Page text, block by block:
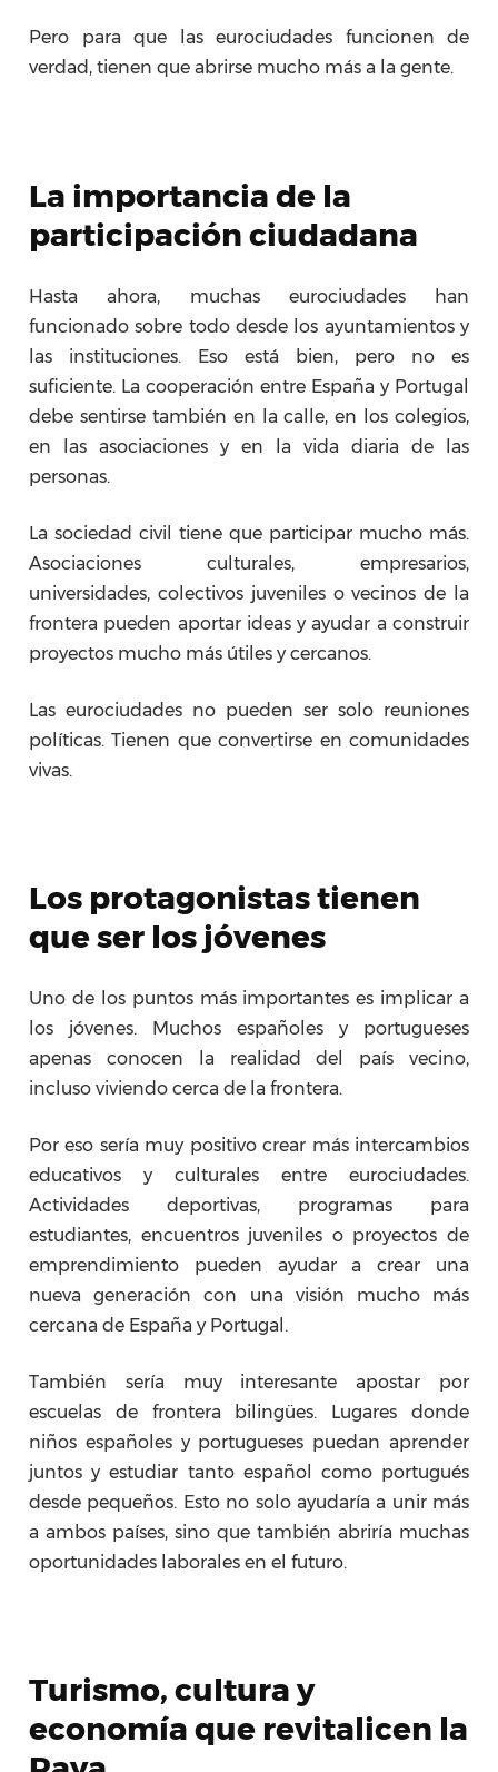
Pero para que las eurociudades funcionen de
verdad, tienen que abrirse mucho más a la gente.
La importancia de la
participación ciudadana
Hasta ahora, muchas eurociudades han
funcionado sobre todo desde los ayuntamientos y
las instituciones. Eso está bien, pero no es
suficiente. La cooperación entre España y Portugal
debe sentirse también en la calle, en los colegios,
en las asociaciones y en la vida diaria de las
personas.
La sociedad civil tiene que participar mucho más.
Asociaciones culturales, empresarios,
universidades, colectivos juveniles o vecinos de la
frontera pueden aportar ideas y ayudar a construir
proyectos mucho más útiles y cercanos.
Las eurociudades no pueden ser solo reuniones
políticas. Tienen que convertirse en comunidades
vivas.
Los protagonistas tienen
que ser los jóvenes
Uno de los puntos más importantes es implicar a
los jóvenes. Muchos españoles y portugueses
apenas conocen la realidad del país vecino,
incluso viviendo cerca de la frontera.
Por eso sería muy positivo crear más intercambios
educativos y culturales entre eurociudades.
Actividades deportivas, programas para
estudiantes, encuentros juveniles o proyectos de
emprendimiento pueden ayudar a crear una
nueva generación con una visión mucho más
cercana de España y Portugal.
También sería muy interesante apostar por
escuelas de frontera bilingües. Lugares donde
niños españoles y portugueses puedan aprender
juntos y estudiar tanto español como portugués
desde pequeños. Esto no solo ayudaría a unir más
a ambos países, sino que también abriría muchas
oportunidades laborales en el futuro.
Turismo, cultura y
economía que revitalicen la